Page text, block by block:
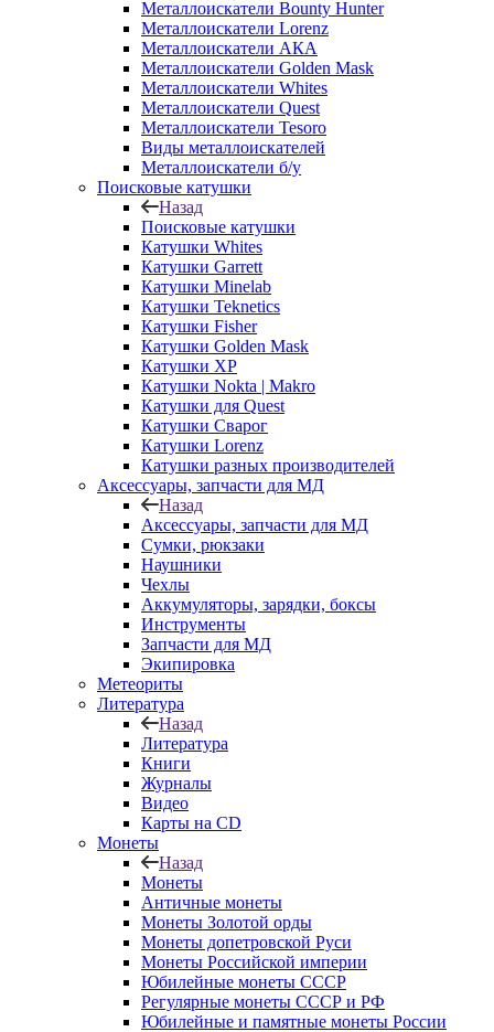
Металлоискатели Bounty Hunter
Металлоискатели Lorenz
Металлоискатели АКА
Металлоискатели Golden Mask
Металлоискатели Whites
Металлоискатели Quest
Металлоискатели Tesoro
Виды металлоискателей
Металлоискатели б/у
Поисковые катушки
Назад
Поисковые катушки
Катушки Whites
Катушки Garrett
Катушки Minelab
Катушки Teknetics
Катушки Fisher
Катушки Golden Mask
Катушки XP
Катушки Nokta | Makro
Катушки для Quest
Катушки Сварог
Катушки Lorenz
Катушки разных производителей
Аксессуары, запчасти для МД
Назад
Аксессуары, запчасти для МД
Сумки, рюкзаки
Наушники
Чехлы
Аккумуляторы, зарядки, боксы
Инструменты
Запчасти для МД
Экипировка
Метеориты
Литература
Назад
Литература
Книги
Журналы
Видео
Карты на CD
Монеты
Назад
Монеты
Античные монеты
Монеты Золотой орды
Монеты допетровской Руси
Монеты Российской империи
Юбилейные монеты СССР
Регулярные монеты СССР и РФ
Юбилейные и памятные монеты России